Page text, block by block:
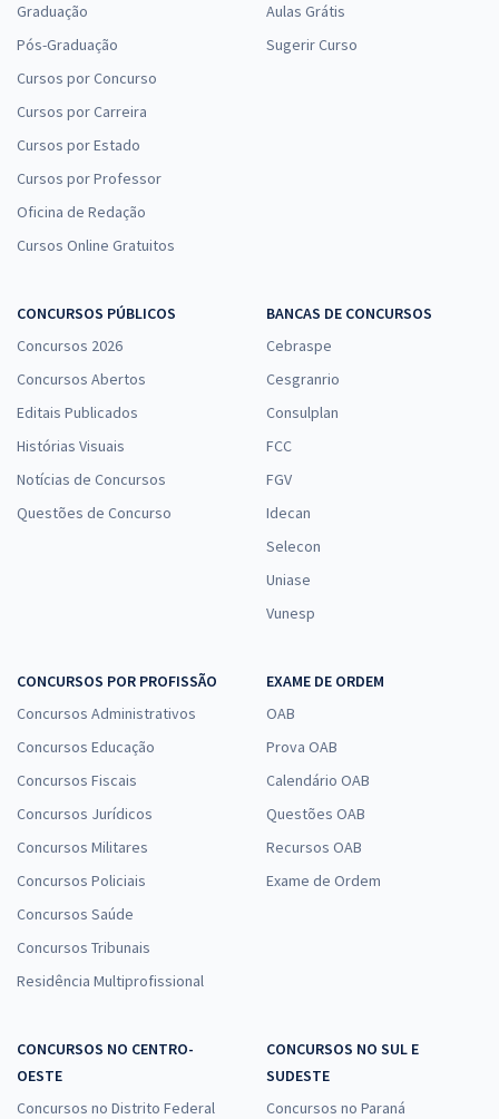
Graduação
Pós-Graduação
Cursos por Concurso
Cursos por Carreira
Cursos por Estado
Cursos por Professor
Oficina de Redação
Cursos Online Gratuitos
Aulas Grátis
Sugerir Curso
CONCURSOS PÚBLICOS
Concursos 2026
Concursos Abertos
Editais Publicados
Histórias Visuais
Notícias de Concursos
Questões de Concurso
BANCAS DE CONCURSOS
Cebraspe
Cesgranrio
Consulplan
FCC
FGV
Idecan
Selecon
Uniase
Vunesp
CONCURSOS POR PROFISSÃO
Concursos Administrativos
Concursos Educação
Concursos Fiscais
Concursos Jurídicos
Concursos Militares
Concursos Policiais
Concursos Saúde
Concursos Tribunais
Residência Multiprofissional
EXAME DE ORDEM
OAB
Prova OAB
Calendário OAB
Questões OAB
Recursos OAB
Exame de Ordem
CONCURSOS NO CENTRO-
OESTE
Concursos no Distrito Federal
CONCURSOS NO SUL E
SUDESTE
Concursos no Paraná